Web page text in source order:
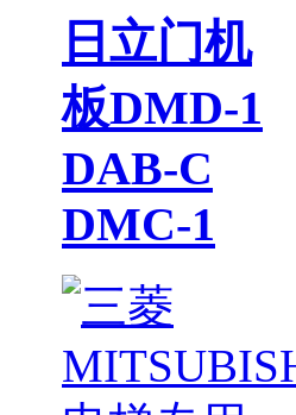
日立门机
板DMD-1
DAB-C
DMC-1